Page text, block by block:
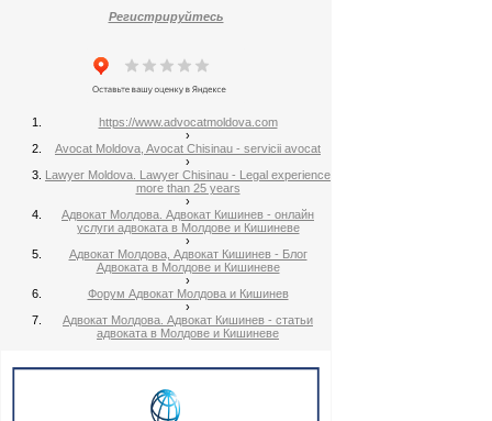
Регистрируйтесь
https://www.advocatmoldova.com
›
Avocat Moldova, Avocat Chisinau - servicii avocat
›
Lawyer Moldova. Lawyer Chisinau - Legal experience
more than 25 years
›
Адвокат Молдова. Адвокат Кишинев - онлайн
услуги адвоката в Молдове и Кишиневе
›
Адвокат Молдова, Адвокат Кишинев - Блог
Адвоката в Молдове и Кишиневе
›
Форум Адвокат Молдова и Кишинев
›
Адвокат Молдова. Адвокат Кишинев - статьи
адвоката в Молдове и Кишиневе